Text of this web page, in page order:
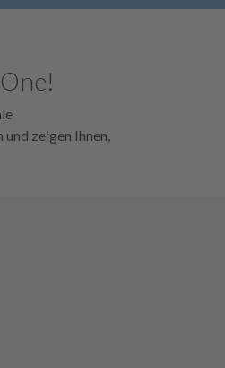
zeigen Ihnen,